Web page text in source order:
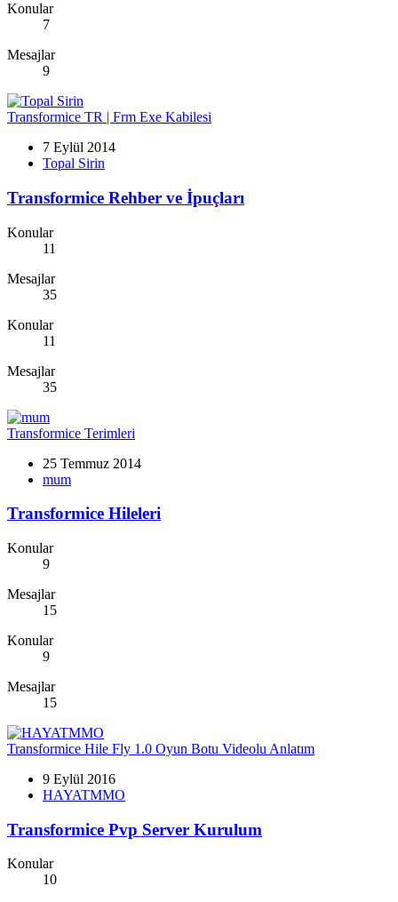
Konular
7
Mesajlar
9
Transformice TR | Frm Exe Kabilesi
7 Eylül 2014
Topal Sirin
Transformice Rehber ve İpuçları
Konular
11
Mesajlar
35
Konular
11
Mesajlar
35
Transformice Terimleri
25 Temmuz 2014
mum
Transformice Hileleri
Konular
9
Mesajlar
15
Konular
9
Mesajlar
15
Transformice Hile Fly 1.0 Oyun Botu Videolu Anlatım
9 Eylül 2016
HAYATMMO
Transformice Pvp Server Kurulum
Konular
10